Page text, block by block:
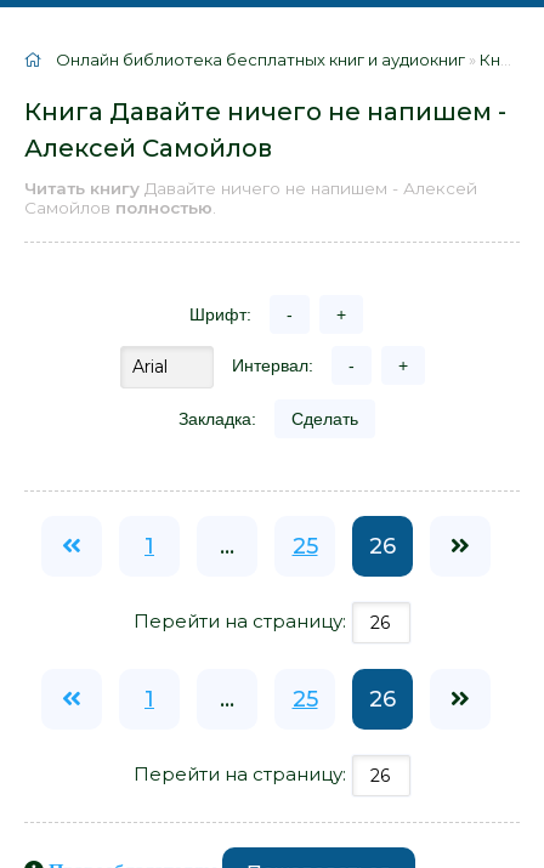
Онлайн библиотека бесплатных книг и аудиокниг » Книги
Книга Давайте ничего не напишем -
Алексей Самойлов
Читать книгу Давайте ничего не напишем - Алексей
Самойлов полностью
Шрифт: - +
Интервал: - +
Закладка: Сделать
1 ... 25 26
Перейти на страницу:
1 ... 25 26
Перейти на страницу: